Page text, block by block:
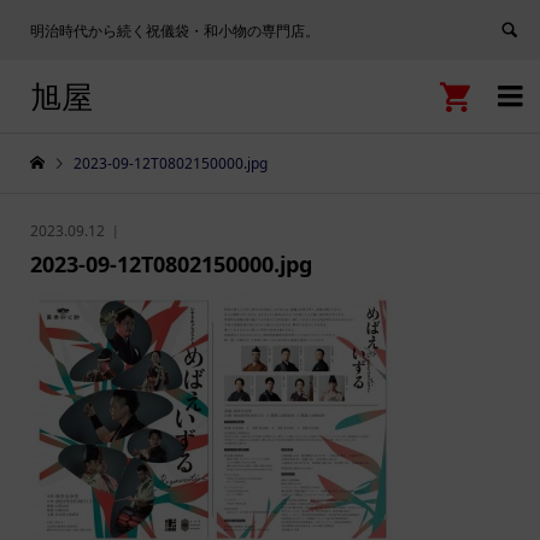
明治時代から続く祝儀袋・和小物の専門店。

旭屋 
2023-09-12T0802150000.jpg
2023.09.12
2023-09-12T0802150000.jpg